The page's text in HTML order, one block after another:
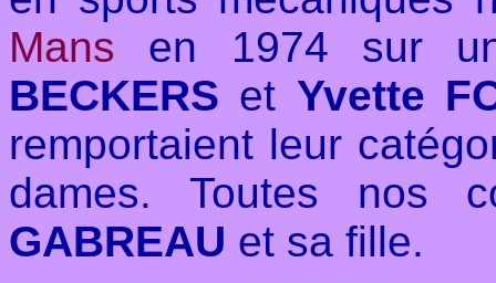
Mans en 1974 sur
BECKERS et Yvette
remportaient leur
dames. Toutes nos
GABREAU et sa fille.